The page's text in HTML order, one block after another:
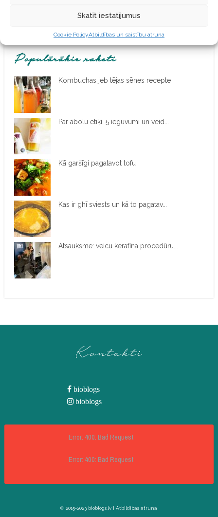
Skatīt iestatījumus
Cookie PolicyAtbildības un saistību atruna
Populārākie raksti
Kombuchas jeb tējas sēnes recepte
Par ābolu etiķi. 5 ieguvumi un veid...
Kā garšīgi pagatavot tofu
Kas ir ghī sviests un kā to pagatav...
Atsauksme: veicu keratīna procedūru...
Kontakti
bioblogs
bioblogs
Error: 400: Bad Request
Error: 400: Bad Request
© 2015-2023 bioblogs.lv |Atbildības atruna